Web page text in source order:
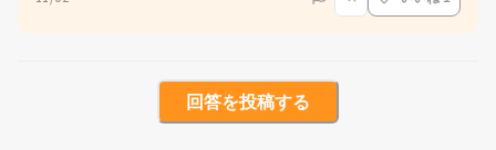
回答を投稿する